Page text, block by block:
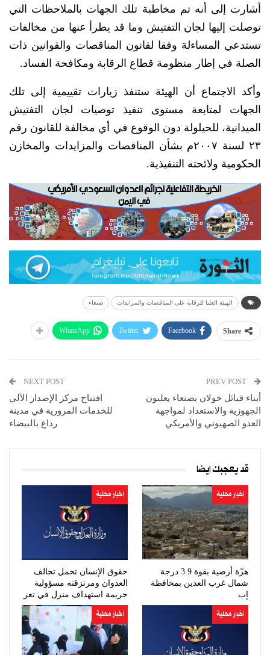
أشارت إلى أنه تم مخاطبة تلك الجهات بالملاحظات التي
توصلت إليها لجان التفتيش وما قد يطرأ عنها من مخالفات
تستدعي المساءلة وفقا لقانون المناقصات والقوانين ذات
الصلة في إطار منظومة قطاع الرقابة ومكافحة الفساد.
وأكد الاجتماع أن الهيئة ستنفذ زيارات تقييمية إلى تلك
الجهات لمتابعة مستوى تنفيذ توصيات لجان التفتيش
الميدانية، للحيلولة دون الوقوع في أي مخالفة للقانون رقم
٢٣ لسنة ٢٠٠٧م بشأن المناقصات والمزايدات والمخازن
الحكومية ولائحته التنفيذية.
الهيئة العليا للرقابة على المناقصات والمزايدات صنعاء
Share
Facebook
Twitter
WhatsApp
أبناء قبائل خولان بصنعاء يعلنون
الجهوزية والاستعداد لمواجهة
العدو الصهيوني والأمريكي
NEXT POST
افتتاح مركز الإصدار الآلي
للخدمات المرورية في مدينة
رداع بالبيضاء
قد يعجبك ايضا
اخبار محلية
هزّة أرضية بقوة 3.9 درجة
شمال غرب العدين بمحافظة
إب
اخبار محلية
حقوق الإنسان تحمل تحالف
العدوان ومرتزقته مسؤولية
جريمة استهداف منزل في تعز
اخبار محلية اخبار محلية